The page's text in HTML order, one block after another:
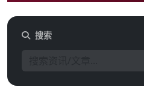
搜索